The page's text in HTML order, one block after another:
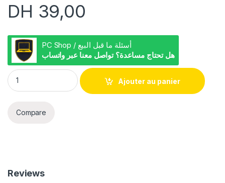
DH 39,00
PC Shop / أسئلة ما قبل البيع
هل تحتاج مساعدة؟ تواصل معنا عبر واتساب
S600 USB Souris Gamer RGB 7-color quantity
Ajouter au panier
Compare
Reviews